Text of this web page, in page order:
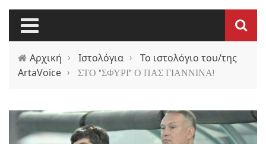
Αρχική › Ιστολόγια ›
Το ιστολόγιο του/της
ArtaVoice › ΣΤΟ "ΣΦΥΡΙ" Ο ΠΑΣ ΓΙΑΝΝΙΝΑ!